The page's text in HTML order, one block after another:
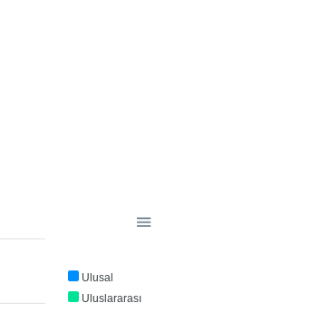
Ulusal
Uluslararası